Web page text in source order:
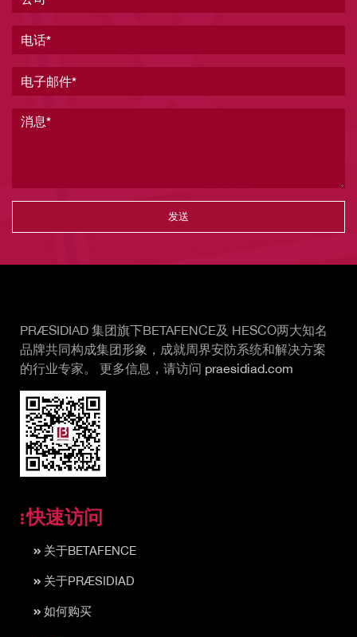
电话
电子邮件
消息
PRÆSIDIAD 集团旗下BETAFENCE及 HESCO两大知名
品牌共同构成集团形象，成就周界安防系统和解决方案
的行业专家。 更多信息，请访问 praesidiad.com
快速访问
关于BETAFENCE
关于PRÆSIDIAD
如何购买